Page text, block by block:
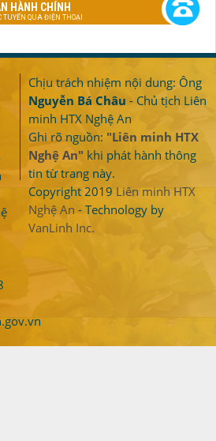
HÀNH CHÍNH
TUYẾN QUA ĐIỆN THOẠI
Chịu trách nhiệm nội dung: Ông
Nguyễn Bá Châu - Chủ tịch Liên
minh HTX Nghệ An
Ghi rõ nguồn: "Liên minh HTX
Nghệ An" khi phát hành thông
tin từ trang này.
Copyright 2019 Liên minh HTX
Nghệ An - Technology by
VanLinh Inc.